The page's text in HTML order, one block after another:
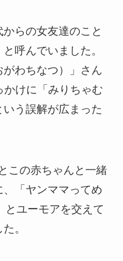
らの女友達のこと
呼んでいました。
わちなつ）」さん
かけに「みりちゃむ
う誤解が広まった
この赤ちゃんと一緒
「ヤンママってめ
とユーモアを交えて
。